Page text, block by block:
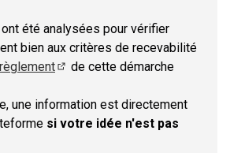
été analysées pour vérifier
bien aux critères de recevabilité
règlement
de cette démarche
une information est directement
si votre idée n'est pas